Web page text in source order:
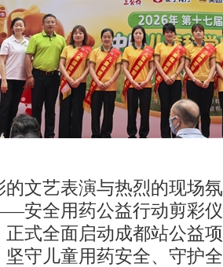
艺表演与热烈的现场氛
安全用药公益行动剪彩
式全面启动成都站公益
守儿童用药安全、守护